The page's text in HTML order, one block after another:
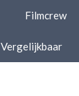
Filmcrew
Vergelijkbaar